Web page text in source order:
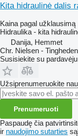
Kita hidraulinė dalis
Kaina pagal užklausimą
Hidraulika - kita
Danija, Hemmet
Chr. Nielsen -
Susisiekite su pardavėju
Užsiprenumeruokite
Prenumeruoti
Paspaudę čia
ir naudojimo sutarties